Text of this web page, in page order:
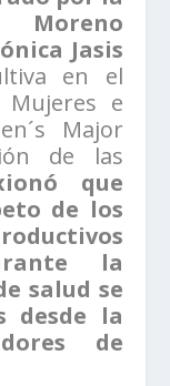
Jasis
en el
e
Major
de las
que
de los
la
salud se
desde la
de